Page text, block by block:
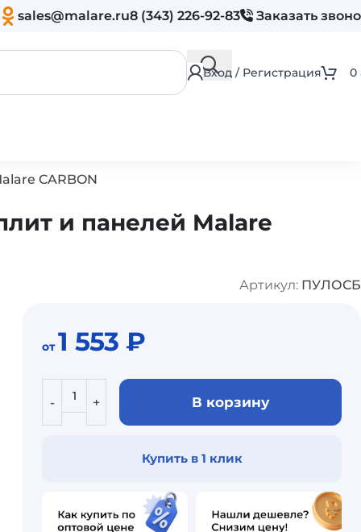
sales@malare.ru8 (343) 226-92-83 Заказать
Вход / Регистрация 0
CARBON
и панелей Malare
Артикул: ПУЛОСБ
от1 553 ₽
В корзину
Купить в 1 клик